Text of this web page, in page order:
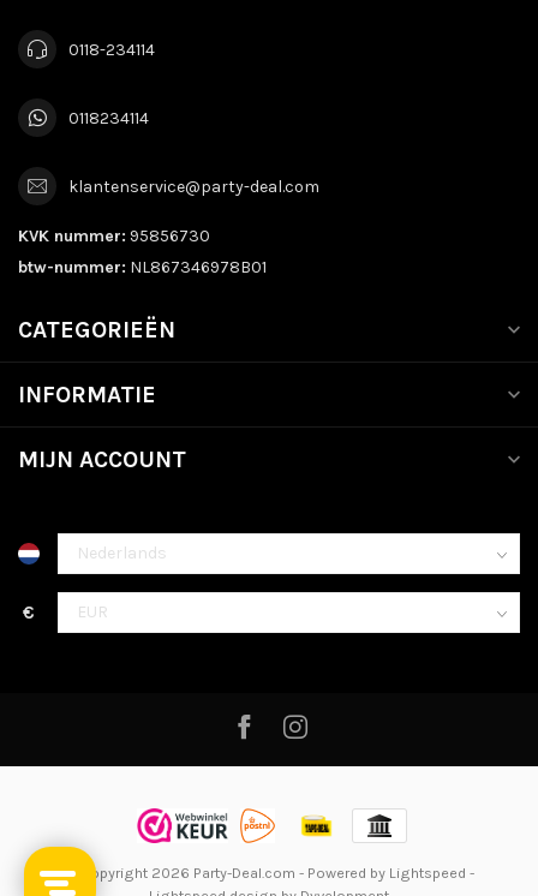
0118-234114
0118234114
klantenservice@party-deal.com
KVK nummer: 95856730
btw-nummer: NL867346978B01
CATEGORIEËN
INFORMATIE
MIJN ACCOUNT
€
© Copyright 2026 Party-Deal.com - Powered by Lightspeed -